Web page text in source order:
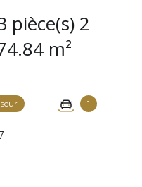
chambre(s) 74.84 m²
1